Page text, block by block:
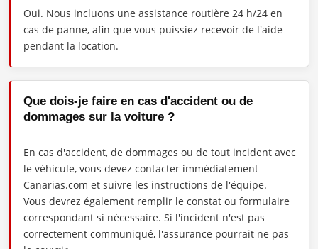
Oui. Nous incluons une assistance routière 24 h/24 en
cas de panne, afin que vous puissiez recevoir de l'aide
pendant la location.
Que dois-je faire en cas d'accident ou de
dommages sur la voiture ?
En cas d'accident, de dommages ou de tout incident avec
le véhicule, vous devez contacter immédiatement
Canarias.com et suivre les instructions de l'équipe.
Vous devrez également remplir le constat ou formulaire
correspondant si nécessaire. Si l'incident n'est pas
correctement communiqué, l'assurance pourrait ne pas